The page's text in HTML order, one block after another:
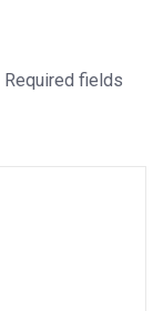
Required fields